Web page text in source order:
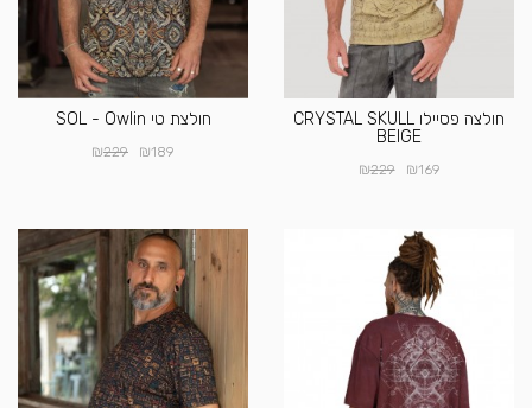
חולצה פסיילו CRYSTAL SKULL
BEIGE
₪169
₪229
חולצת טי SOL - Owlin
₪189
₪229